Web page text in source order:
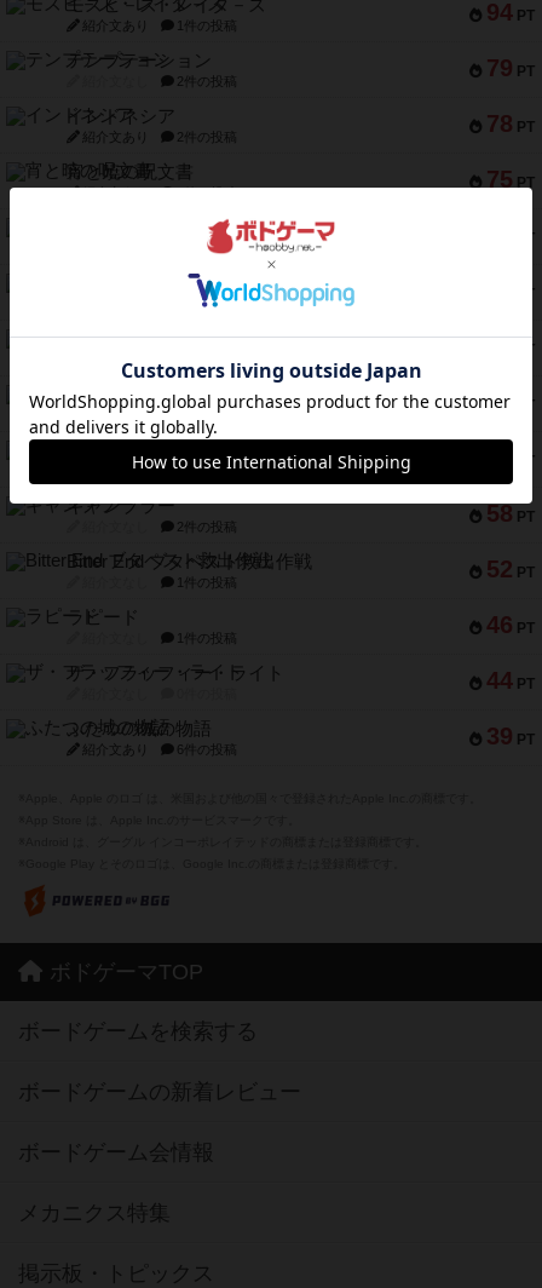
94 PT
モズビ－ズ・レイダ－ズ
紹介文あり 1件の投稿
79 PT
テンプテーション
2件の投稿
78 PT
インドネシア
紹介文あり 2件の投稿
75 PT
宵と暁の呪文書
紹介文あり 8件の投稿
PT
リスボン・トラム 28
9件の投稿
PT
1件の投稿
66 PT
ブラヴェスト
60 PT
スペクタキュラー
紹介文なし 1件の投稿
PT
紹介文あり 13件の投稿
58 PT
ギャンブラー
2件の投稿
52 PT
Bitter End ブタペスト救出作戦
1件の投稿
46 PT
ラピード
1件の投稿
44 PT
ザ・フラッフィー・ライト
39 PT
ふたつの城の物語
紹介文あり 6件の投稿
ボドゲーマTOP
ボードゲームを検索する
ボードゲームの新着レビュー
ボードゲーム会情報
メカニクス特集
掲示板・トピックス